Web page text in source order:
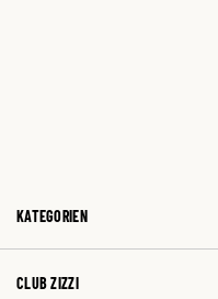
KATEGORIEN
CLUB ZIZZI